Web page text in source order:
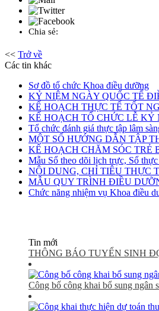
Chia sẻ:
<< Trở về
Các tin khác
Sơ đồ tổ chức Khoa điều dưỡng
KỶ NIỆM NGÀY QUỐC TẾ
KẾ HOẠCH THỰC TẾ TỐT
KẾ HOẠCH TỔ CHỨC LỄ KỶ
Tổ chức đánh giá thực tập lâm
MỘT SỐ HƯỚNG DẪN TẬP
KẾ HOẠCH CHĂM SÓC TRẺ
Mẫu Sổ theo dõi lịch trực, Sổ
NỘI DUNG, CHỈ TIÊU THỰC
MẪU QUY TRÌNH ĐIỀU
Chức năng nhiệm vụ Khoa điều
Tin mới
THÔNG BÁO TUYỂN SINH
Công bố công khai bổ sung ngân